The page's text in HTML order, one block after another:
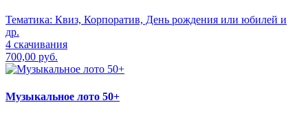
Тематика: Квиз, Корпоратив, День рождения или юбилей и
др.
4 скачивания
700,00 руб.
Музыкальное лото 50+